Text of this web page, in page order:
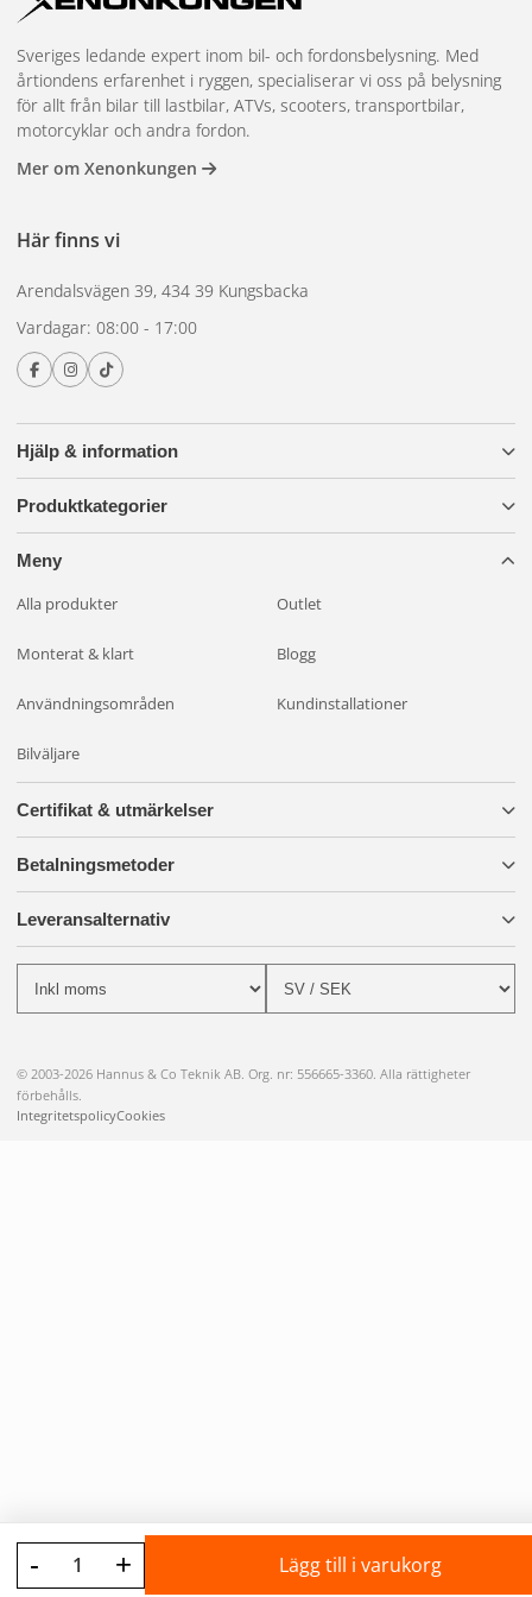
- + Lägg till i varukorg
Hjälp & information
Produktkategorier
Meny
Alla produkter Outlet
Monterat & klart Blogg
Användningsområden Kundinstallationer
Bilväljare
Sveriges ledande expert inom bil- och fordonsbelysning. Med
årtiondens erfarenhet i ryggen, specialiserar vi oss på belysning
för allt från bilar till lastbilar, ATVs, scooters, transportbilar,
motorcyklar och andra fordon.
Mer om Xenonkungen
Här finns vi
Arendalsvägen 39, 434 39 Kungsbacka
Vardagar: 08:00 - 17:00
Certifikat & utmärkelser
Betalningsmetoder
Leveransalternativ
© 2003-2026 Hannus & Co Teknik AB. Org. nr: 556665-3360. Alla rättigheter
förbehålls.
IntegritetspolicyCookies